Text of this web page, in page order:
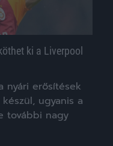
ki a Liverpool
nyári erősítések
ugyanis a
további nagy